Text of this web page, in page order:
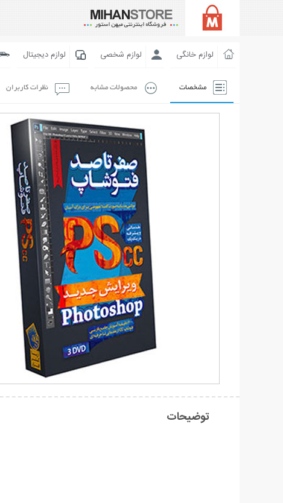
لوازم خانگی لوازم شخصی لوازم دیجیتال
مشخصات محصولات مشابه نظرات کاربران
توضیحات